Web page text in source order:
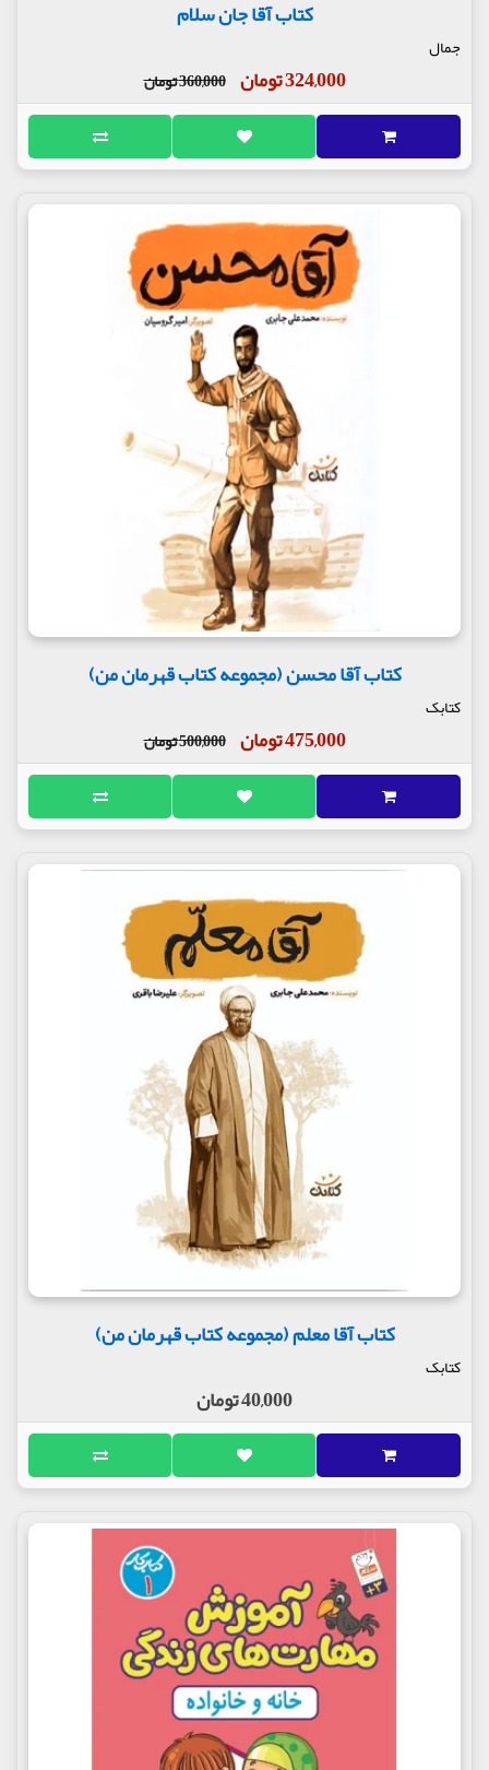
کتاب آقا جان سلام
جمال
324,000 تومان 360,000 تومان
کتاب آقا محسن (مجموعه کتاب قهرمان من)
کتابک
475,000 تومان 500,000 تومان
کتاب آقا معلم (مجموعه کتاب قهرمان من)
کتابک
40,000 تومان